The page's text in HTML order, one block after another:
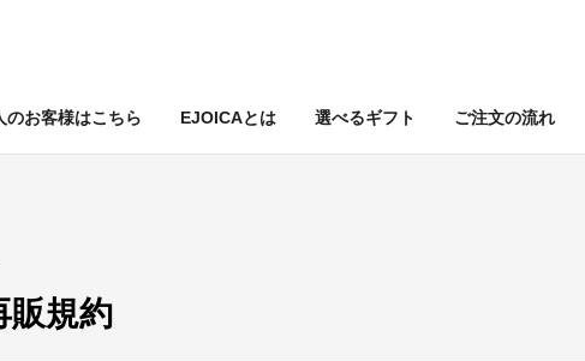
のお客様はこちら EJOICAとは 選べるギフト ご注文の流れ
販規約